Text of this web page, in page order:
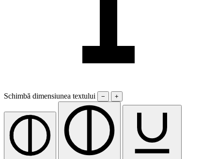
Schimbă dimensiunea textului − +